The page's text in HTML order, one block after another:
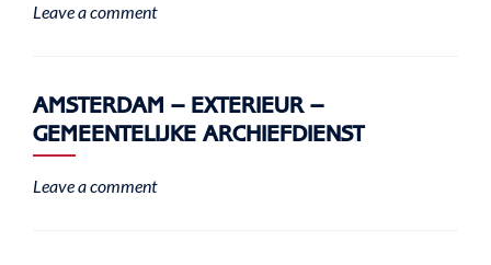
Leave a comment
AMSTERDAM – EXTERIEUR –
GEMEENTELIJKE ARCHIEFDIENST
Leave a comment